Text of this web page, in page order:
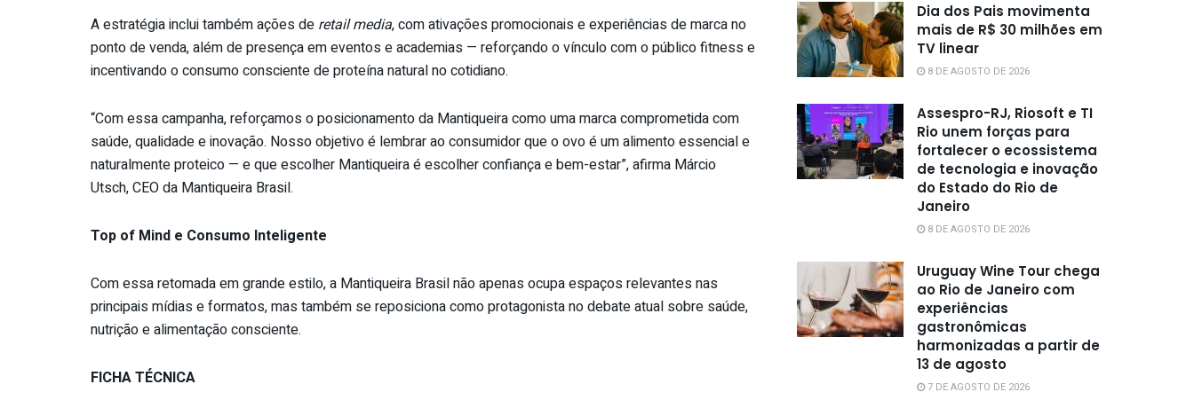
A estratégia inclui também ações de retail media, com ativações promocionais e experiências de marca no
ponto de venda, além de presença em eventos e academias — reforçando o vínculo com o público fitness e
incentivando o consumo consciente de proteína natural no cotidiano.
“Com essa campanha, reforçamos o posicionamento da Mantiqueira como uma marca comprometida com
saúde, qualidade e inovação. Nosso objetivo é lembrar ao consumidor que o ovo é um alimento essencial e
naturalmente proteico — e que escolher Mantiqueira é escolher confiança e bem-estar”, afirma Márcio
Utsch, CEO da Mantiqueira Brasil.
Top of Mind e Consumo Inteligente
Com essa retomada em grande estilo, a Mantiqueira Brasil não apenas ocupa espaços relevantes nas
principais mídias e formatos, mas também se reposiciona como protagonista no debate atual sobre saúde,
nutrição e alimentação consciente.
FICHA TÉCNICA
Dia dos Pais movimenta
mais de R$ 30 milhões em
TV linear
8 DE AGOSTO DE 2026
Assespro-RJ, Riosoft e TI
Rio unem forças para
fortalecer o ecossistema
de tecnologia e inovação
do Estado do Rio de
Janeiro
8 DE AGOSTO DE 2026
Uruguay Wine Tour chega
ao Rio de Janeiro com
experiências
gastronômicas
harmonizadas a partir de
13 de agosto
7 DE AGOSTO DE 2026